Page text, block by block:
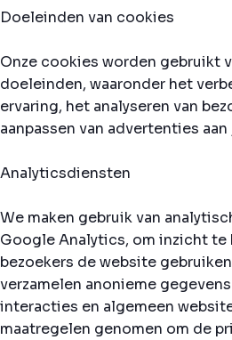
Doeleinden van cookies
Onze cookies worden gebruikt
doeleinden, waaronder het
ervaring, het analyseren van
aanpassen van advertenties
Analyticsdiensten
We maken gebruik van
Google Analytics, om inzicht te
bezoekers de website
verzamelen anonieme
interacties en algemeen
maatregelen genomen om de